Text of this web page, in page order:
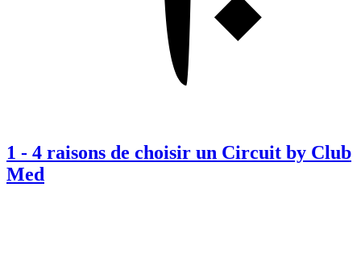
1 - 4 raisons de choisir un Circuit by Club
Med